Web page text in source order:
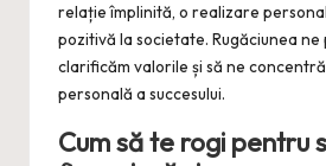
relație împlinită, o realizare
pozitivă la societate. Rugăciunea ne
clarificăm valorile și să ne
personală a succesului.
Cum să te rogi pentru